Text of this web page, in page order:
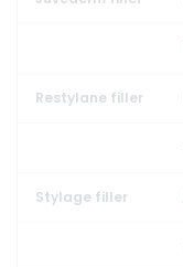
Restylane filler
Stylage filler